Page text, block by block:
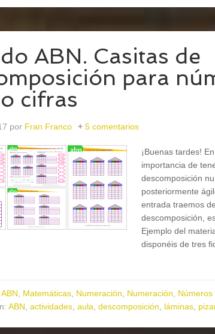
ABN. Casitas de
para
cifras
por Fran Franco 5 comentarios
¡Buenas tardes!
importancia de
descomposición
posteriormente
entrada traemos
descomposición,
Ejemplo del
disponéis de tres
ABN, Matemáticas, Numeración, Numeración,
ABN, actividades, aula, descomposición, láminas,